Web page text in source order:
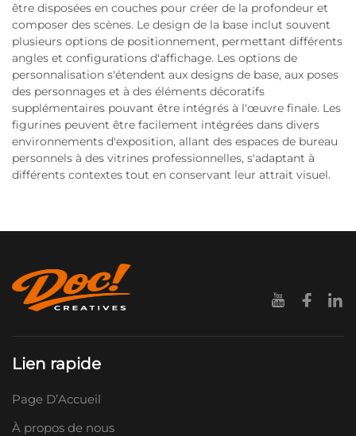
être disposées en couches pour créer de la profondeur et
composer des scènes. Le design de la base inclut souvent
plusieurs options de positionnement, permettant différents
angles et configurations d'affichage. Les options de
personnalisation s'étendent aux designs de base, aux poses
des personnages et à des éléments décoratifs
supplémentaires pouvant être intégrés à l'œuvre finale. Les
figurines peuvent être facilement intégrées dans divers
environnements d'exposition, allant des espaces de bureau
personnels à des vitrines professionnelles, s'adaptant à
différents contextes tout en conservant leur attrait visuel.
Lien rapide
Page D’Accueil
À propos de nous